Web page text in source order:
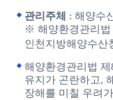
관리주체 : 해양수
※ 해양환경관리법
인천지방해양수산
해양환경관리법
유지가 곤란하고,
장해를 미칠 우려